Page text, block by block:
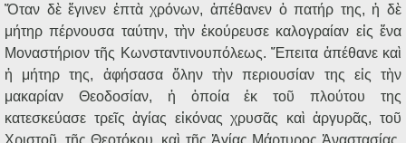
Ὅταν δὲ ἔγινεν ἑπτὰ χρόνων, ἀπέθανεν ὁ πατήρ της, ἡ δὲ
μήτηρ πέρνουσα ταύτην, τὴν ἐκούρευσε καλογραίαν εἰς ἕνα
Μοναστήριον τῆς Κωνσταντινουπόλεως. Ἔπειτα ἀπέθανε καὶ
ἡ μήτηρ της, ἀφήσασα ὅλην τὴν περιουσίαν της εἰς τὴν
μακαρίαν Θεοδοσίαν, ἡ ὁποία ἐκ τοῦ πλούτου της
κατεσκεύασε τρεῖς ἁγίας εἰκόνας χρυσᾶς καὶ ἀργυρᾶς, τοῦ
Χριστοῦ, τῆς Θεοτόκου, καὶ τῆς Ἁγίας Μάρτυρος Ἀναστασίας,